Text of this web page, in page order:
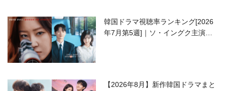
韓国ドラマ視聴率ランキング[2026
年7月第5週]｜ソ・イングク主演の
【2026年8月】新作韓国ドラマまと